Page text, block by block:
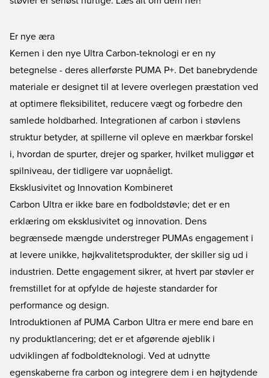
Er nye æra
Kernen i den nye Ultra Carbon-teknologi er en ny
betegnelse - deres allerførste PUMA P+. Det banebrydende
materiale er designet til at levere overlegen præstation ved
at optimere fleksibilitet, reducere vægt og forbedre den
samlede holdbarhed. Integrationen af carbon i støvlens
struktur betyder, at spillerne vil opleve en mærkbar forskel
i, hvordan de spurter, drejer og sparker, hvilket muliggør et
spilniveau, der tidligere var uopnåeligt.
Eksklusivitet og Innovation Kombineret
Carbon Ultra er ikke bare en fodboldstøvle; det er en
erklæring om eksklusivitet og innovation. Dens
begrænsede mængde understreger PUMAs engagement i
at levere unikke, højkvalitetsprodukter, der skiller sig ud i
industrien. Dette engagement sikrer, at hvert par støvler er
fremstillet for at opfylde de højeste standarder for
performance og design.
Introduktionen af PUMA Carbon Ultra er mere end bare en
ny produktlancering; det er et afgørende øjeblik i
udviklingen af fodboldteknologi. Ved at udnytte
egenskaberne fra carbon og integrere dem i en højtydende